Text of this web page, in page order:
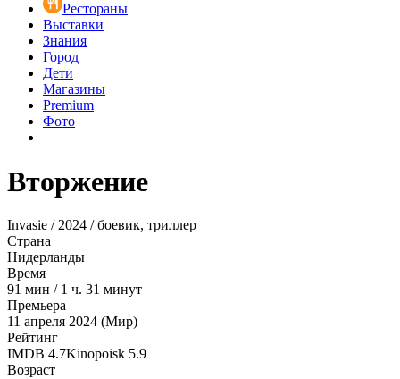
Рестораны
Выставки
Знания
Город
Дети
Магазины
Premium
Фото
Вторжение
Invasie / 2024 / боевик, триллер
Страна
Нидерланды
Время
91 мин / 1 ч. 31 минут
Премьера
11 апреля 2024 (Мир)
Рейтинг
IMDB 4.7Kinopoisk 5.9
Возраст